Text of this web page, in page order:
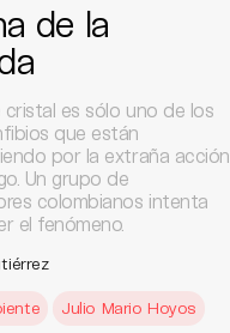
de la
cristal es sólo uno de los
que están
por la extraña acción
Un grupo de
colombianos intenta
el fenómeno.
Julio Mario Hoyos